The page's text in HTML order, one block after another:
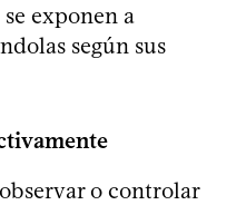
exponen a
según sus
o controlar